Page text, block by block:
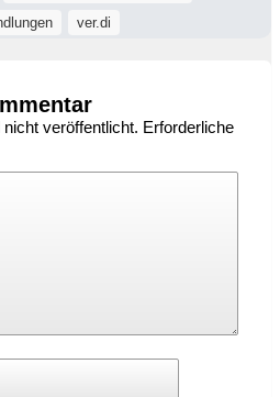
ver.di
veröffentlicht. Erforderliche